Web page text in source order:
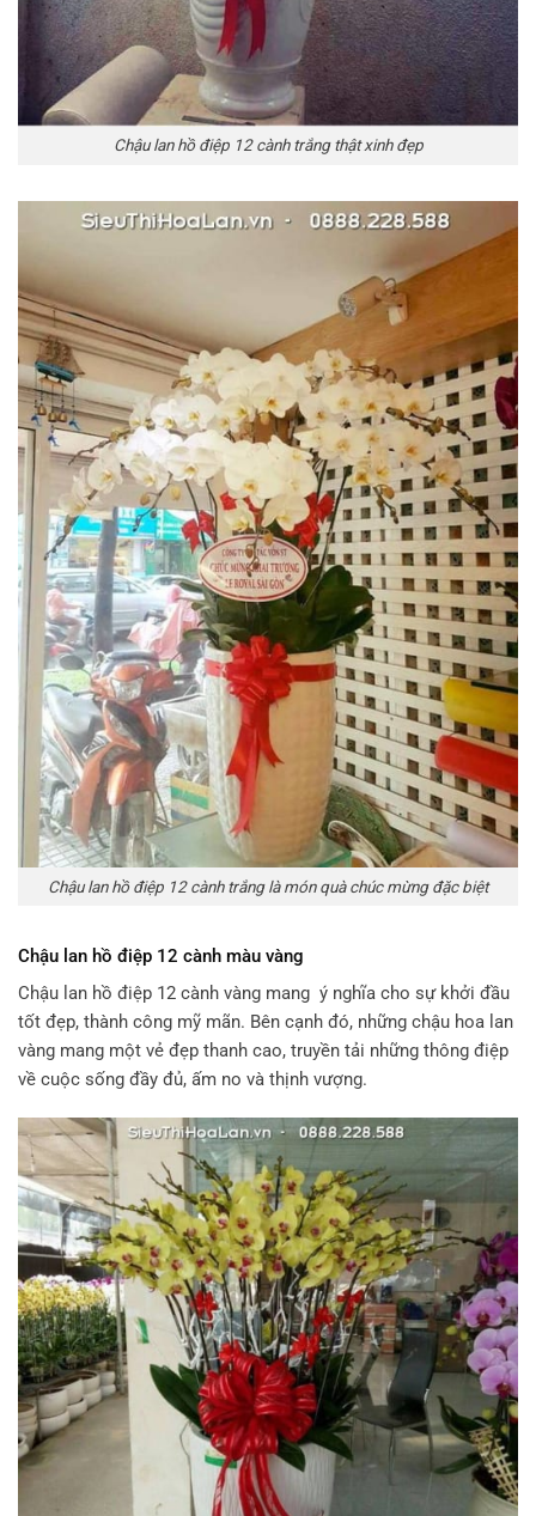
Chậu lan hồ điệp 12 cành trắng thật xinh đẹp
Chậu lan hồ điệp 12 cành trắng là món quà chúc mừng đặc biệt
Chậu lan hồ điệp 12 cành màu vàng
Chậu lan hồ điệp 12 cành vàng mang ý nghĩa cho sự khởi đầu
tốt đẹp, thành công mỹ mãn. Bên cạnh đó, những chậu hoa lan
vàng mang một vẻ đẹp thanh cao, truyền tải những thông điệp
về cuộc sống đầy đủ, ấm no và thịnh vượng.